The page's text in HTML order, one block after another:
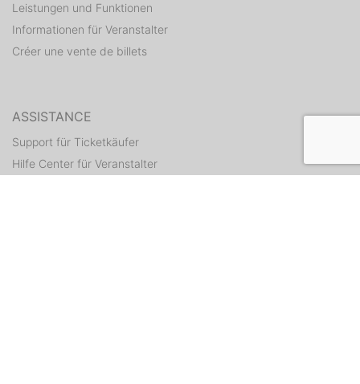
Leistungen und Funktionen
Informationen für Veranstalter
Créer une vente de billets
ASSISTANCE
Support für Ticketkäufer
Hilfe Center für Veranstalter